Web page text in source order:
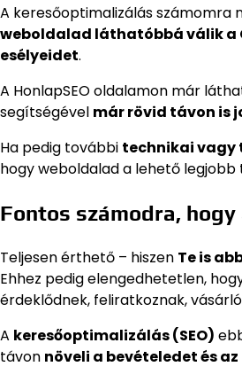
A keresőoptimalizálás számomra
weboldalad láthatóbbá válik
esélyeidet.
A HonlapSEO oldalamon már
segítségével már rövid távon is
Ha pedig további technikai vagy
hogy weboldalad a lehető
Fontos számodra,
Teljesen érthető – hiszen Te is
Ehhez pedig elengedhetetlen,
érdeklődnek, feliratkoznak,
A keresőoptimalizálás (SEO)
távon növeli a bevételedet és